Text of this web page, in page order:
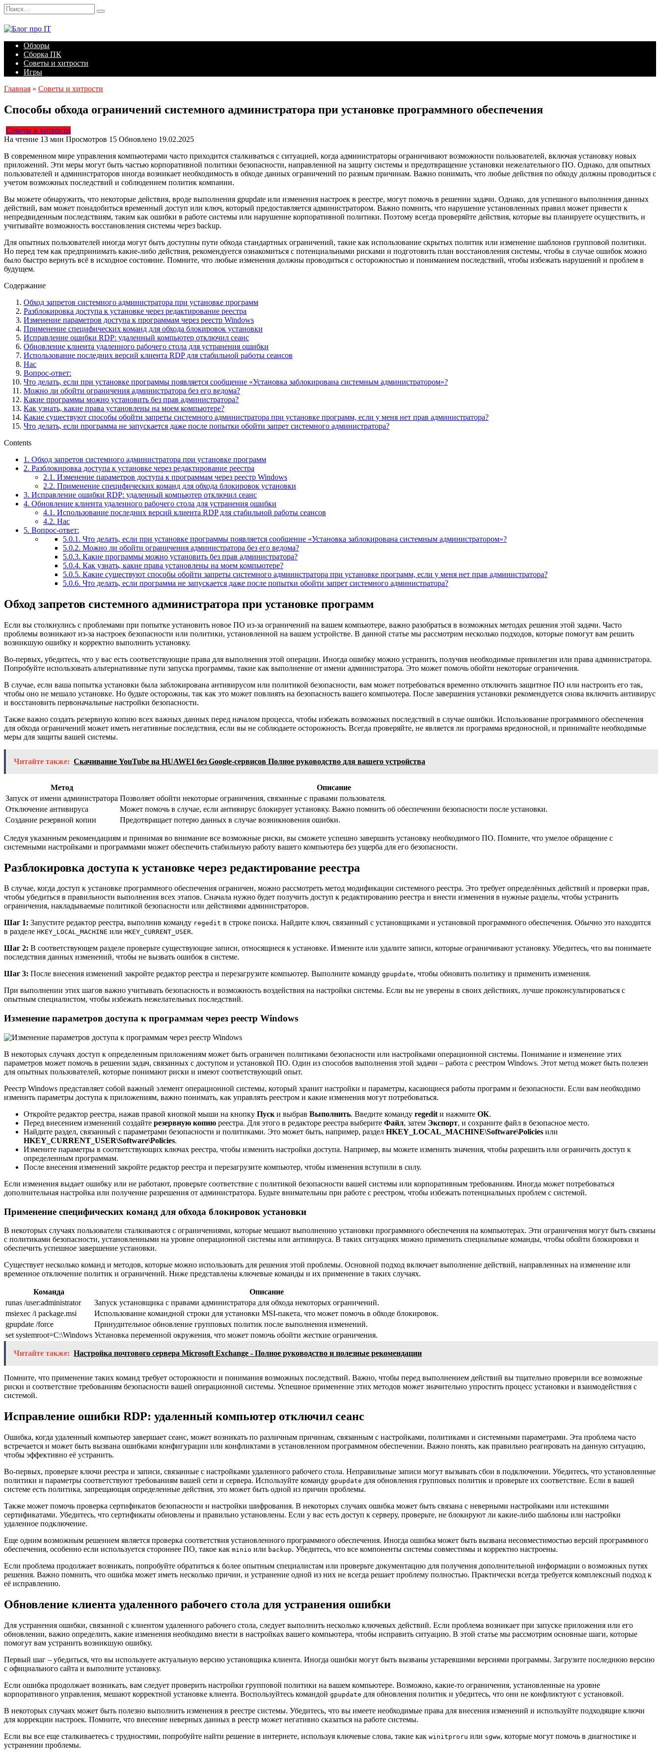
Перейти
к
содержанию
Search
for:
Обзоры
Сборка ПК
Советы и хитрости
Игры
Главная » Советы и хитрости
Способы обхода ограничений системного администратора при установке программного обеспечения
Советы и хитрости
На чтение 13 мин Просмотров 15 Обновлено 19.02.2025
В современном мире управления компьютерами часто приходится сталкиваться с ситуацией, когда администраторы ограничивают возможности пользователей, включая установку новых
приложений. Эти меры могут быть частью корпоративной политики безопасности, направленной на защиту системы и предотвращение установки нежелательного ПО. Однако, для опытных
пользователей и администраторов иногда возникает необходимость в обходе данных ограничений по разным причинам. Важно понимать, что любые действия по обходу должны проводиться с
учетом возможных последствий и соблюдением политик компании.
Вы можете обнаружить, что некоторые действия, вроде выполнения gpupdate или изменения настроек в реестре, могут помочь в решении задачи. Однако, для успешного выполнения данных
действий, вам может понадобиться временный доступ или ключ, который предоставляется администратором. Важно помнить, что нарушение установленных правил может привести к
непредвиденным последствиям, таким как ошибки в работе системы или нарушение корпоративной политики. Поэтому всегда проверяйте действия, которые вы планируете осуществить, и
учитывайте возможность восстановления системы через backup.
Для опытных пользователей иногда могут быть доступны пути обхода стандартных ограничений, такие как использование скрытых политик или изменение шаблонов групповой политики.
Но перед тем как предпринимать какие-либо действия, рекомендуется ознакомиться с потенциальными рисками и подготовить план восстановления системы, чтобы в случае ошибок можно
было быстро вернуть всё в исходное состояние. Помните, что любые изменения должны проводиться с осторожностью и пониманием последствий, чтобы избежать нарушений и проблем в
будущем.
Содержание
Обход запретов системного администратора при установке программ
Разблокировка доступа к установке через редактирование реестра
Изменение параметров доступа к программам через реестр Windows
Применение специфических команд для обхода блокировок установки
Исправление ошибки RDP: удаленный компьютер отключил сеанс
Обновление клиента удаленного рабочего стола для устранения ошибки
Использование последних версий клиента RDP для стабильной работы сеансов
Нас
Вопрос-ответ:
Что делать, если при установке программы появляется сообщение «Установка заблокирована системным администратором»?
Можно ли обойти ограничения администратора без его ведома?
Какие программы можно установить без прав администратора?
Как узнать, какие права установлены на моем компьютере?
Какие существуют способы обойти запреты системного администратора при установке программ, если у меня нет прав администратора?
Что делать, если программа не запускается даже после попытки обойти запрет системного администратора?
Contents
1. Обход запретов системного администратора при установке программ
2. Разблокировка доступа к установке через редактирование реестра
2.1. Изменение параметров доступа к программам через реестр Windows
2.2. Применение специфических команд для обхода блокировок установки
3. Исправление ошибки RDP: удаленный компьютер отключил сеанс
4. Обновление клиента удаленного рабочего стола для устранения ошибки
4.1. Использование последних версий клиента RDP для стабильной работы сеансов
4.2. Нас
5. Вопрос-ответ:
5.0.1. Что делать, если при установке программы появляется сообщение «Установка заблокирована системным администратором»?
5.0.2. Можно ли обойти ограничения администратора без его ведома?
5.0.3. Какие программы можно установить без прав администратора?
5.0.4. Как узнать, какие права установлены на моем компьютере?
5.0.5. Какие существуют способы обойти запреты системного администратора при установке программ, если у меня нет прав администратора?
5.0.6. Что делать, если программа не запускается даже после попытки обойти запрет системного администратора?
Обход запретов системного администратора при установке программ
Если вы столкнулись с проблемами при попытке установить новое ПО из-за ограничений на вашем компьютере, важно разобраться в возможных методах решения этой задачи. Часто
проблемы возникают из-за настроек безопасности или политики, установленной на вашем устройстве. В данной статье мы рассмотрим несколько подходов, которые помогут вам решить
возникшую ошибку и корректно выполнить установку.
Во-первых, убедитесь, что у вас есть соответствующие права для выполнения этой операции. Иногда ошибку можно устранить, получив необходимые привилегии или права администратора.
Попробуйте использовать альтернативные пути запуска программы, такие как выполнение от имени администратора. Это может помочь обойти некоторые ограничения.
В случае, если ваша попытка установки была заблокирована антивирусом или политикой безопасности, вам может потребоваться временно отключить защитное ПО или настроить его так,
чтобы оно не мешало установке. Но будьте осторожны, так как это может повлиять на безопасность вашего компьютера. После завершения установки рекомендуется снова включить антивирус
и восстановить первоначальные настройки безопасности.
Также важно создать резервную копию всех важных данных перед началом процесса, чтобы избежать возможных последствий в случае ошибки. Использование программного обеспечения
для обхода ограничений может иметь негативные последствия, если вы не соблюдаете осторожность. Всегда проверяйте, не является ли программа вредоносной, и принимайте необходимые
меры для защиты вашей системы.
Читайте также: Скачивание YouTube на HUAWEI без Google-сервисов Полное руководство для вашего устройства
Метод
Описание
Запуск от имени администратора Позволяет обойти некоторые ограничения, связанные с правами пользователя.
Отключение антивируса
Может помочь в случае, если антивирус блокирует установку. Важно помнить об обеспечении безопасности после установки.
Создание резервной копии
Предотвращает потерю данных в случае возникновения ошибки.
Следуя указанным рекомендациям и принимая во внимание все возможные риски, вы сможете успешно завершить установку необходимого ПО. Помните, что умелое обращение с
системными настройками и программами может обеспечить стабильную работу вашего компьютера без ущерба для его безопасности.
Разблокировка доступа к установке через редактирование реестра
В случае, когда доступ к установке программного обеспечения ограничен, можно рассмотреть метод модификации системного реестра. Это требует определённых действий и проверки прав,
чтобы убедиться в правильности выполнения всех этапов. Сначала нужно будет получить доступ к редактированию реестра и внести изменения в нужные разделы, чтобы устранить
ограничения, накладываемые политикой безопасности или действиями администраторов.
Шаг 1: Запустите редактор реестра, выполнив команду regedit в строке поиска. Найдите ключ, связанный с установщиками и установкой программного обеспечения. Обычно это находится
в разделе HKEY_LOCAL_MACHINE или HKEY_CURRENT_USER.
Шаг 2: В соответствующем разделе проверьте существующие записи, относящиеся к установке. Измените или удалите записи, которые ограничивают установку. Убедитесь, что вы понимаете
последствия данных изменений, чтобы не вызвать ошибок в системе.
Шаг 3: После внесения изменений закройте редактор реестра и перезагрузите компьютер. Выполните команду gpupdate, чтобы обновить политику и применить изменения.
При выполнении этих шагов важно учитывать безопасность и возможность воздействия на настройки системы. Если вы не уверены в своих действиях, лучше проконсультироваться с
опытным специалистом, чтобы избежать нежелательных последствий.
Изменение параметров доступа к программам через реестр Windows
В некоторых случаях доступ к определенным приложениям может быть ограничен политиками безопасности или настройками операционной системы. Понимание и изменение этих
параметров может помочь в решении задач, связанных с доступом и установкой ПО. Один из способов выполнения этой задачи – работа с реестром Windows. Этот метод может быть полезен
для опытных пользователей, которые понимают риски и имеют соответствующий опыт.
Реестр Windows представляет собой важный элемент операционной системы, который хранит настройки и параметры, касающиеся работы программ и безопасности. Если вам необходимо
изменить параметры доступа к приложениям, важно понимать, как управлять реестром и какие изменения могут потребоваться.
Откройте редактор реестра, нажав правой кнопкой мыши на кнопку Пуск и выбрав Выполнить. Введите команду regedit и нажмите ОК.
Перед внесением изменений создайте резервную копию реестра. Для этого в редакторе реестра выберите Файл, затем Экспорт, и сохраните файл в безопасное место.
Найдите раздел, связанный с параметрами безопасности и политиками. Это может быть, например, раздел HKEY_LOCAL_MACHINE\Software\Policies или
HKEY_CURRENT_USER\Software\Policies.
Измените параметры в соответствующих ключах реестра, чтобы изменить настройки доступа. Например, вы можете изменить значения, чтобы разрешить или ограничить доступ к
определенным программам.
После внесения изменений закройте редактор реестра и перезагрузите компьютер, чтобы изменения вступили в силу.
Если изменения выдает ошибку или не работают, проверьте соответствие с политикой безопасности вашей системы или корпоративным требованиям. Иногда может потребоваться
дополнительная настройка или получение разрешения от администратора. Будьте внимательны при работе с реестром, чтобы избежать потенциальных проблем с системой.
Применение специфических команд для обхода блокировок установки
В некоторых случаях пользователи сталкиваются с ограничениями, которые мешают выполнению установки программного обеспечения на компьютерах. Эти ограничения могут быть связаны
с политиками безопасности, установленными на уровне операционной системы или антивируса. В таких ситуациях можно применить специальные команды, чтобы обойти блокировки и
обеспечить успешное завершение установки.
Существует несколько команд и методов, которые можно использовать для решения этой проблемы. Основной подход включает выполнение действий, направленных на изменение или
временное отключение политик и ограничений. Ниже представлены ключевые команды и их применение в таких случаях.
Команда
Описание
runas /user:administrator
Запуск установщика с правами администратора для обхода некоторых ограничений.
msiexec /i package.msi
Использование командной строки для установки MSI-пакета, что может помочь в обходе блокировок.
gpupdate /force
Принудительное обновление групповых политик после выполнения изменений.
set systemroot=C:\Windows Установка переменной окружения, что может помочь обойти жесткие ограничения.
Читайте также: Настройка почтового сервера Microsoft Exchange - Полное руководство и полезные рекомендации
Помните, что применение таких команд требует осторожности и понимания возможных последствий. Важно, чтобы перед выполнением действий вы тщательно проверили все возможные
риски и соответствие требованиям безопасности вашей операционной системы. Успешное применение этих методов может значительно упростить процесс установки и взаимодействия с
системой.
Исправление ошибки RDP: удаленный компьютер отключил сеанс
Ошибка, когда удаленный компьютер завершает сеанс, может возникать по различным причинам, связанным с настройками, политиками и системными параметрами. Эта проблема часто
встречается и может быть вызвана ошибками конфигурации или конфликтами в установленном программном обеспечении. Важно понять, как правильно реагировать на данную ситуацию,
чтобы эффективно её устранить.
Во-первых, проверьте ключи реестра и записи, связанные с настройками удаленного рабочего стола. Неправильные записи могут вызывать сбои в подключении. Убедитесь, что установленные
политики и параметры соответствуют требованиям вашей сети и сервера. Используйте команду gpupdate для обновления групповых политик и проверьте их соответствие. Если в вашей
системе есть политика, запрещающая определенные действия, это может быть одной из причин проблемы.
Также может помочь проверка сертификатов безопасности и настройки шифрования. В некоторых случаях ошибка может быть связана с неверными настройками или истекшими
сертификатами. Убедитесь, что сертификаты обновлены и правильно установлены. Если у вас есть доступ к серверу, проверьте, не блокируют ли какие-либо шаблоны или настройки
удаленное подключение.
Еще одним возможным решением является проверка соответствия установленного программного обеспечения. Иногда ошибка может быть вызвана несовместимостью версий программного
обеспечения, особенно если используется стороннее ПО, такое как minio или backup. Убедитесь, что все компоненты системы совместимы и корректно настроены.
Если проблема продолжает возникать, попробуйте обратиться к более опытным специалистам или проверьте документацию для получения дополнительной информации о возможных путях
решения. Важно помнить, что ошибка может иметь несколько причин, и устранение одной из них не всегда решает проблему полностью. Практически всегда требуется комплексный подход к
её исправлению.
Обновление клиента удаленного рабочего стола для устранения ошибки
Для устранения ошибки, связанной с клиентом удаленного рабочего стола, следует выполнить несколько ключевых действий. Если проблема возникает при запуске приложения или его
обновлении, важно определить, какие изменения необходимо внести в настройках вашего компьютера, чтобы исправить ситуацию. В этой статье мы рассмотрим основные шаги, которые
помогут вам устранить возникшую ошибку.
Первый шаг – убедиться, что вы используете актуальную версию установщика клиента. Иногда ошибки могут быть вызваны устаревшими версиями программы. Загрузите последнюю версию
с официального сайта и выполните установку.
Если ошибка продолжает возникать, вам следует проверить настройки групповой политики на вашем компьютере. Возможно, какие-то ограничения, установленные на уровне
корпоративного управления, мешают корректной установке клиента. Воспользуйтесь командой gpupdate для обновления политик и убедитесь, что они не конфликтуют с установкой.
В некоторых случаях может быть полезно выполнить изменения в реестре системы. Убедитесь, что вы имеете необходимые права для внесения изменений и используйте подходящие ключи
для коррекции настроек. Помните, что внесение неверных данных в реестр может негативно сказаться на работе системы.
Если вы все еще сталкиваетесь с трудностями, попробуйте найти решение в интернете, используя ключевые слова, такие как winitproru или sgww, которые могут помочь в диагностике и
устранении проблемы.